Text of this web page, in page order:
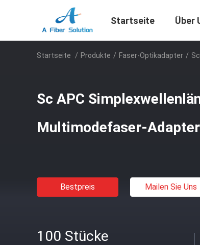
Startseite Über
Startseite / Produkte / Faser-Optikadapter /
Sc APC
Multimodefaser-
Bestpreis Mailen Sie Uns
100 Stücke